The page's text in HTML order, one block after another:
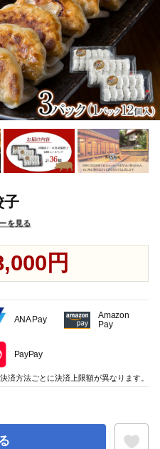
子
を見る
円
ANA Pay
Amazon
Pay
PayPay
決済方法ごとに決済上限額が異なります。